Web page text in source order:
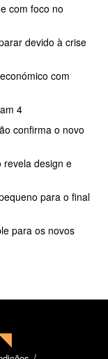
com foco no
devido à crise
com
4
confirma o novo
revela design e
para o final
para os novos